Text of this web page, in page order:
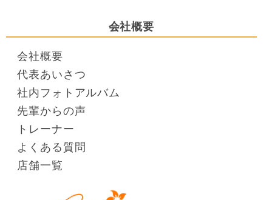
会社概要
会社概要
代表あいさつ
社内フォトアルバム
先輩からの声
トレーナー
よくある質問
店舗一覧